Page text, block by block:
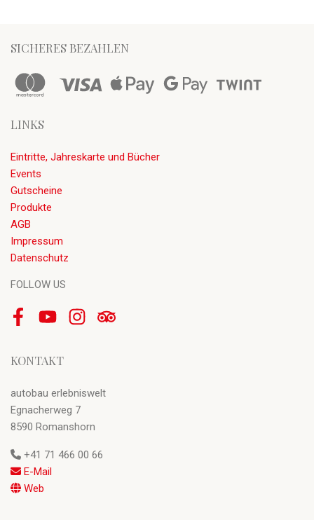
SICHERES BEZAHLEN
LINKS
Eintritte, Jahreskarte und Bücher
Events
Gutscheine
Produkte
AGB
Impressum
Datenschutz
FOLLOW US
FacebookYoutubeInstagramTripadvisor
KONTAKT
autobau erlebniswelt
Egnacherweg 7
8590 Romanshorn
+41 71 466 00 66
E-Mail
Web